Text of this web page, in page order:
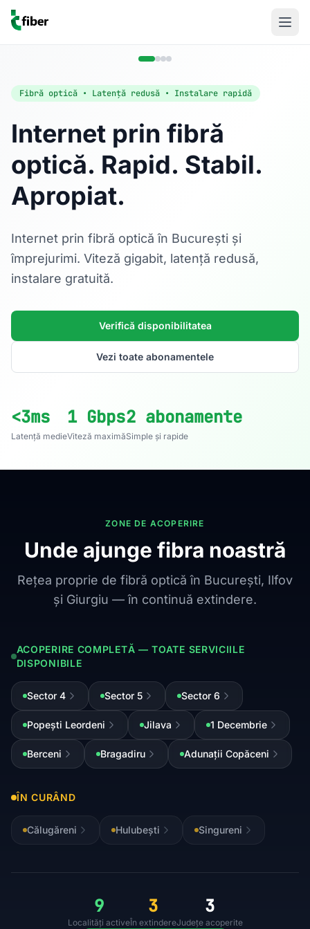
Fibră optică • Latență redusă • Instalare rapidă
Internet prin fibră
optică. Rapid. Stabil.
Apropiat.
Internet prin fibră optică în București și
împrejurimi. Viteză gigabit, latență redusă,
instalare gratuită.
Verifică disponibilitatea
Vezi toate abonamentele
<3ms
Latență medie
1 Gbps
Viteză maximă
2 abonamente
Simple și rapide
Acasă
Internet Rezidențial
Fibră optică până la 1 Gbps, direct în casa ta.
ZONE DE ACOPERIRE
Unde ajunge fibra noastră
Rețea proprie de fibră optică în București, Ilfov
și Giurgiu — în continuă extindere.
ACOPERIRE COMPLETĂ — TOATE SERVICIILE
DISPONIBILE
Sector 4 Sector 5 Sector 6
Popești Leordeni Jilava 1 Decembrie
Berceni Bragadiru Adunații Copăceni
ÎN CURÂND
Călugăreni Hulubești Singureni
9
Localități active
3
În extindere
3
Județe acoperite